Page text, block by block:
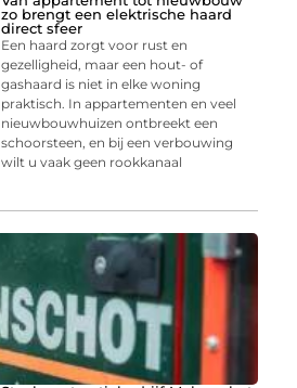
zo brengt een elektrische haard
direct sfeer
Een haard zorgt voor rust en
gezelligheid, maar een hout- of
gashaard is niet in elke woning
praktisch. In appartementen en veel
nieuwbouwhuizen ontbreekt een
schoorsteen, en bij een verbouwing
wilt u vaak geen rookkanaal